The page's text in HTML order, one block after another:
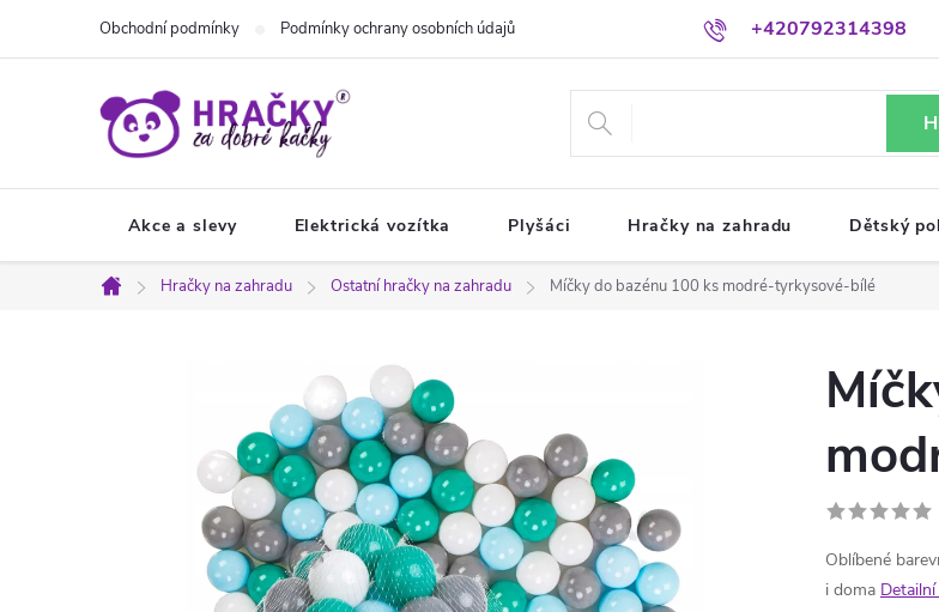
+420792314398
Obchodní podmínky Podmínky ochrany osobních údajů
Akce a slevy Elektrická vozítka Plyšáci Hračky na zahradu Dětský
Domů
Hračky na zahradu Ostatní hračky na zahradu Míčky do bazénu 100 ks modré-tyrkysové-bílé
Oblíbené
i doma